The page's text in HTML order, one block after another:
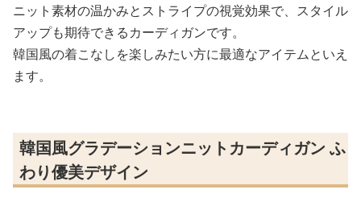
ニット素材の温かみとストライプの視覚効果で、スタイル
アップも期待できるカーディガンです。
韓国風の着こなしを楽しみたい方に最適なアイテムといえ
ます。
韓国風グラデーションニットカーディガン ふ
わり優美デザイン